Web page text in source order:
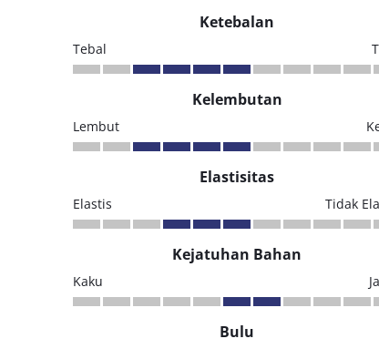
Ketebalan
Tebal
Kelembutan
Lembut
Elastisitas
Elastis Tidak
Kejatuhan Bahan
Kaku
Bulu